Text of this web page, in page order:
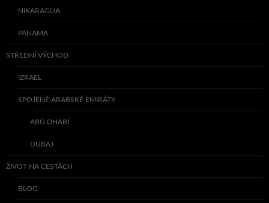
NIKARAGUA
PANAMA
STŘEDNÍ VÝCHOD
IZRAEL
SPOJENÉ ARABSKÉ EMIRÁTY
ABÚ DHABÍ
DUBAJ
ŽIVOT NA CESTÁCH
BLOG